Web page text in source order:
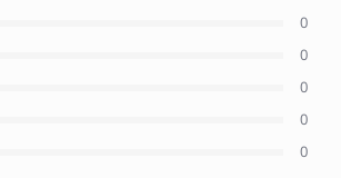
0
0
0
0
0